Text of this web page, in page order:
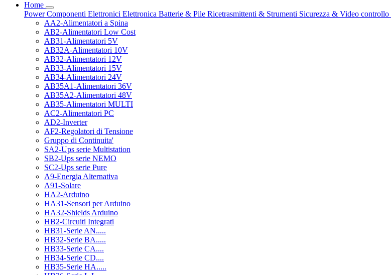
Home
PowerComponenti Elettronici Elettronica Batterie & Pile Ricetrasmittenti & Strumenti Sicurezza & Video controllo
AA2-Alimentatori a Spina
AB2-Alimentatori Low Cost
AB31-Alimentatori 5V
AB32A-Alimentatori 10V
AB32-Alimentatori 12V
AB33-Alimentatori 15V
AB34-Alimentatori 24V
AB35A1-Alimentatori 36V
AB35A2-Alimentatori 48V
AB35-Alimentatori MULTI
AC2-Alimentatori PC
AD2-Inverter
AF2-Regolatori di Tensione
Gruppo di Continuita'
SA2-Ups serie Multistation
SB2-Ups serie NEMO
SC2-Ups serie Pure
A9-Energia Alternativa
A91-Solare
HA2-Arduino
HA31-Sensori per Arduino
HA32-Shields Arduino
HB2-Circuiti Integrati
HB31-Serie AN.....
HB32-Serie BA.....
HB33-Serie CA....
HB34-Serie CD....
HB35-Serie HA.....